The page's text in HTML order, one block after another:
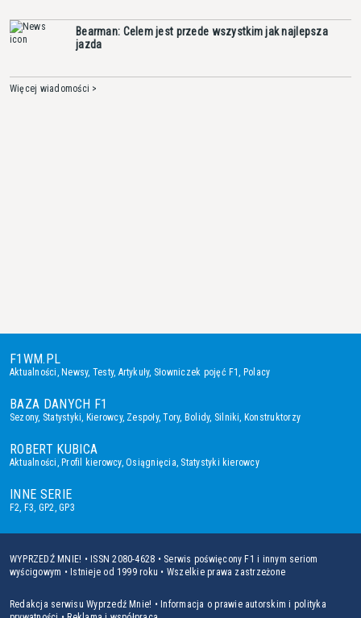
Bearman: Celem jest przede wszystkim jak najlepsza
jazda
Więcej wiadomości >
F1WM.PL
Aktualności, Newsy, Testy, Artykuły, Słowniczek pojęć F1, Polacy
BAZA DANYCH F1
Sezony, Statystyki, Kierowcy, Zespoły,Tory, Bolidy, Silniki, Konstruktorzy
ROBERT KUBICA
Aktualności, Profil kierowcy,Osiągnięcia, Statystyki kierowcy
INNE SERIE
F2, F3, GP2,GP3
WYPRZEDŹ MNIE! • ISSN 2080-4628 • Serwis poświęcony F1 i innym seriom
wyścigowym • Istnieje od 1999 roku • Wszelkie prawa zastrzeżone
Redakcja serwisu Wyprzedź Mnie! • Informacja o prawie autorskim i polityka